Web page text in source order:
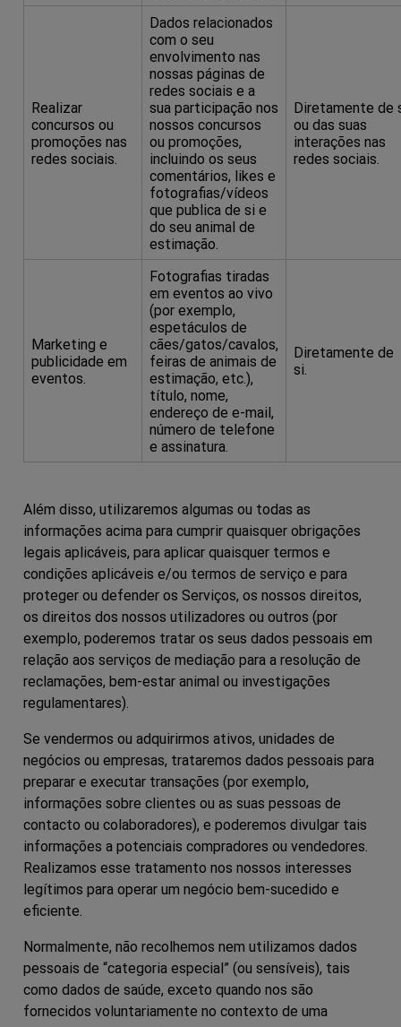
Realizar
concursos ou
promoções nas
redes sociais.
Dados relacionados
com o seu
envolvimento nas
nossas páginas de
redes sociais e a
sua participação nos
nossos concursos
ou promoções,
incluindo os seus
comentários, likes e
fotografias/vídeos
que publica de si e
do seu animal de
estimação.
Diretamente de
ou das suas
interações nas
redes sociais.
Marketing e
publicidade em
eventos.
Fotografias tiradas
em eventos ao vivo
(por exemplo,
espetáculos de
cães/gatos/cavalos,
feiras de animais de
estimação, etc.),
título, nome,
endereço de e-mail,
número de telefone
e assinatura.
Diretamente de
si.
Além disso, utilizaremos algumas ou todas as
informações acima para cumprir quaisquer obrigações
legais aplicáveis, para aplicar quaisquer termos e
condições aplicáveis e/ou termos de serviço e para
proteger ou defender os Serviços, os nossos direitos,
os direitos dos nossos utilizadores ou outros (por
exemplo, poderemos tratar os seus dados pessoais em
relação aos serviços de mediação para a resolução de
reclamações, bem-estar animal ou investigações
regulamentares).
Se vendermos ou adquirirmos ativos, unidades de
negócios ou empresas, trataremos dados pessoais para
preparar e executar transações (por exemplo,
informações sobre clientes ou as suas pessoas de
contacto ou colaboradores), e poderemos divulgar tais
informações a potenciais compradores ou vendedores.
Realizamos esse tratamento nos nossos interesses
legítimos para operar um negócio bem-sucedido e
eficiente.
Normalmente, não recolhemos nem utilizamos dados
pessoais de “categoria especial” (ou sensíveis), tais
como dados de saúde, exceto quando nos são
fornecidos voluntariamente no contexto de uma